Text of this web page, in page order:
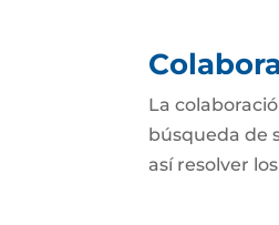
La
búsqueda de
así resolver